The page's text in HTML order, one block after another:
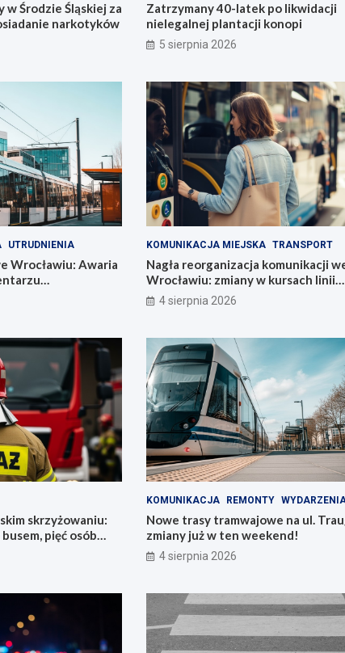
Środzie Śląskiej za
narkotyków
Zatrzymany 40-latek po likwidacji
nielegalnej plantacji konopi
5 sierpnia 2026
UTRUDNIENIA
Wrocławiu: Awaria
KOMUNIKACJA MIEJSKA TRANSPORT
Nagła reorganizacja komunikacji
Wrocławiu: zmiany w kursach linii
autobusowych!
4 sierpnia 2026
skrzyżowaniu:
pięć osób
KOMUNIKACJA REMONTY
Nowe trasy tramwajowe na ul.
zmiany już w ten weekend!
4 sierpnia 2026